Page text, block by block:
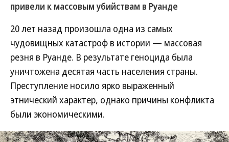
привели к массовым убийствам в Руанде
20 лет назад произошла одна из самых
чудовищных катастроф в истории — массовая
резня в Руанде. В результате геноцида была
уничтожена десятая часть населения страны.
Преступление носило ярко выраженный
этнический характер, однако причины конфликта
были экономическими.